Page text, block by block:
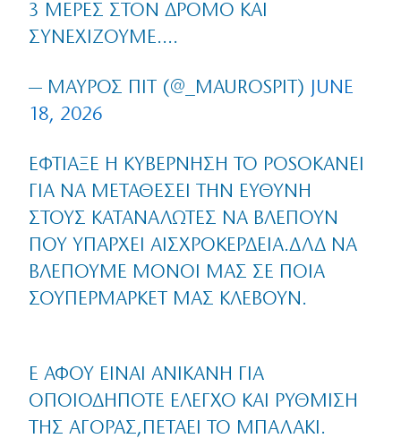
3 ΜΈΡΕΣ ΣΤΟΝ ΔΡΌΜΟ ΚΑΙ
ΣΥΝΕΧΊΖΟΥΜΕ….
— ΜΑΥΡΟΣ ΠΙΤ (@_MAUROSPIT)
JUNE
18, 2026
ΈΦΤΙΑΞΕ Η ΚΥΒΈΡΝΗΣΗ ΤΟ POSOKANEI
ΓΙΑ ΝΑ ΜΕΤΑΘΈΣΕΙ ΤΗΝ ΕΥΘΎΝΗ
ΣΤΟΥΣ ΚΑΤΑΝΑΛΩΤΈΣ ΝΑ ΒΛΈΠΟΥΝ
ΠΟΥ ΥΠΆΡΧΕΙ ΑΙΣΧΡΟΚΈΡΔΕΙΑ.ΔΛΔ ΝΑ
ΒΛΈΠΟΥΜΕ ΜΌΝΟΙ ΜΑΣ ΣΕ ΠΟΙΑ
ΣΟΥΠΕΡΜΑΡΚΕΤ ΜΑΣ ΚΛΈΒΟΥΝ.
Ε ΑΦΟΎ ΕΊΝΑΙ ΑΝΊΚΑΝΗ ΓΙΑ
ΟΠΟΙΟΔΉΠΟΤΕ ΈΛΕΓΧΟ ΚΑΙ ΡΎΘΜΙΣΗ
ΤΗΣ ΑΓΟΡΆΣ,ΠΕΤΆΕΙ ΤΟ ΜΠΑΛΆΚΙ.